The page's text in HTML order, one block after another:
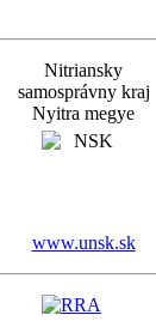
Nitriansky
samosprávny kraj
Nyitra megye
www.unsk.sk